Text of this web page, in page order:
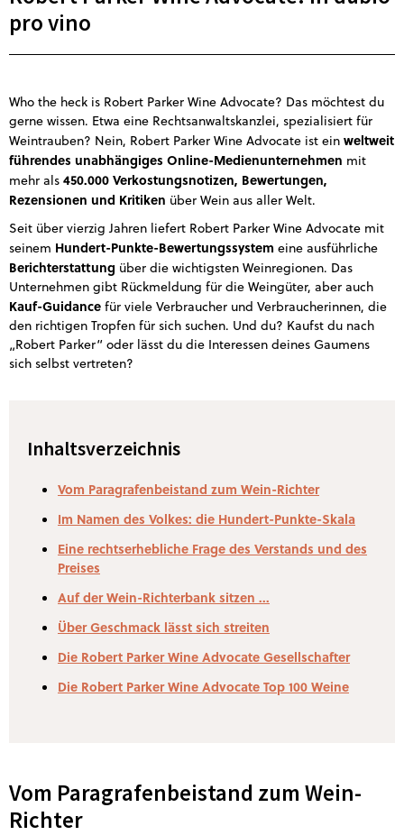
pro vino
Who the heck is Robert Parker Wine Advocate? Das möchtest du
gerne wissen. Etwa eine Rechtsanwaltskanzlei, spezialisiert für
Weintrauben? Nein, Robert Parker Wine Advocate ist ein weltweit
führendes unabhängiges Online-Medienunternehmen mit
mehr als 450.000 Verkostungsnotizen, Bewertungen,
Rezensionen und Kritiken über Wein aus aller Welt.
Seit über vierzig Jahren liefert Robert Parker Wine Advocate mit
seinem Hundert-Punkte-Bewertungssystem eine ausführliche
Berichterstattung über die wichtigsten Weinregionen. Das
Unternehmen gibt Rückmeldung für die Weingüter, aber auch
Kauf-Guidance für viele Verbraucher und Verbraucherinnen, die
den richtigen Tropfen für sich suchen. Und du? Kaufst du nach
„Robert Parker“ oder lässt du die Interessen deines Gaumens
sich selbst vertreten?
Inhaltsverzeichnis
Vom Paragrafenbeistand zum Wein-Richter
Im Namen des Volkes: die Hundert-Punkte-Skala
Eine rechtserhebliche Frage des Verstands und des
Preises
Auf der Wein-Richterbank sitzen ...
Über Geschmack lässt sich streiten
Die Robert Parker Wine Advocate Gesellschafter
Die Robert Parker Wine Advocate Top 100 Weine
Vom Paragrafenbeistand zum Wein-
Richter